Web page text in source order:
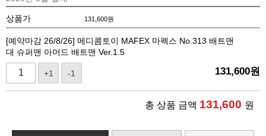
상품가 131,600원
[예약마감 26/8/26] 메디콤토이 MAFEX 마펙스 No.313 배트맨
대 슈퍼맨 아머드 배트맨 Ver.1.5
+1 -1 131,600원
총 상품 금액 131,600 원